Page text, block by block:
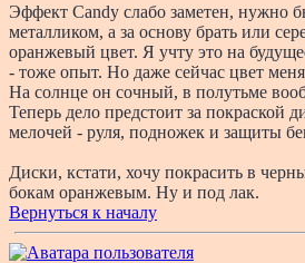
Эффект Candy слабо заметен, нужно
металликом, а за основу брать или
оранжевый цвет. Я учту это на
- тоже опыт. Но даже сейчас цвет
На солнце он сочный, в полутьме
Теперь дело предстоит за покраской
мелочей - руля, подножек и защиты
Диски, кстати, хочу покрасить в
бокам оранжевым. Ну и под лак.
Вернуться к началу